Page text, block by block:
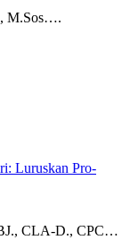
M.Sos….
Luruskan Pro-
CLA-D., CPC…